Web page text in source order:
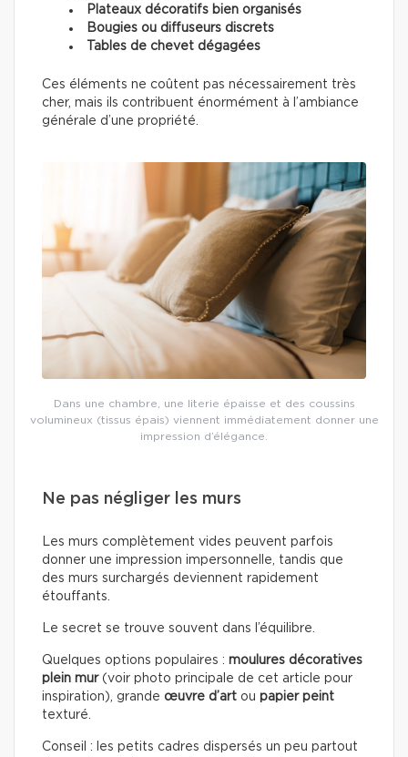
Plateaux décoratifs bien organisés
Bougies ou diffuseurs discrets
Tables de chevet dégagées
Ces éléments ne coûtent pas nécessairement très
cher, mais ils contribuent énormément à l’ambiance
générale d’une propriété.
Dans une chambre, une literie épaisse et des coussins
volumineux (tissus épais) viennent immédiatement donner une
impression d’élégance.
Ne pas négliger les murs
Les murs complètement vides peuvent parfois
donner une impression impersonnelle, tandis que
des murs surchargés deviennent rapidement
étouffants.
Le secret se trouve souvent dans l’équilibre.
Quelques options populaires : moulures décoratives
plein mur (voir photo principale de cet article pour
inspiration), grande œuvre d’art ou papier peint
texturé.
Conseil : les petits cadres dispersés un peu partout